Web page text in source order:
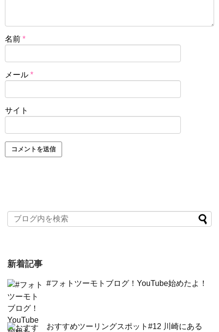
名前 *
メール *
サイト
新着記事
#フォトツーモトブログ！YouTube始めたよ！
おすすめツーリングスポット#12 川崎にある